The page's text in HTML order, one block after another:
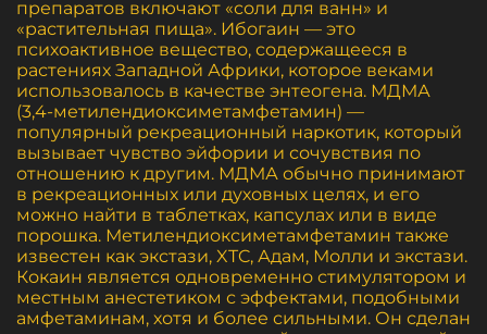
препаратов включают «соли для ванн» и
«растительная пища». Ибогаин — это
психоактивное вещество, содержащееся в
растениях Западной Африки, которое веками
использовалось в качестве энтеогена. МДМА
(3,4-метилендиоксиметамфетамин) —
популярный рекреационный наркотик, который
вызывает чувство эйфории и сочувствия по
отношению к другим. МДМА обычно принимают
в рекреационных или духовных целях, и его
можно найти в таблетках, капсулах или в виде
порошка. Метилендиоксиметамфетамин также
известен как экстази, XTC, Адам, Молли и экстази.
Кокаин является одновременно стимулятором и
местным анестетиком с эффектами, подобными
амфетаминам, хотя и более сильными. Он сделан